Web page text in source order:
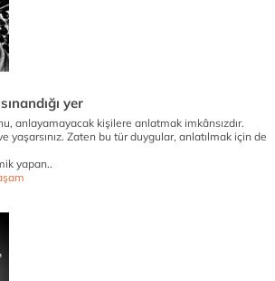
yer
anlayamayacak kişilere anlatmak imkânsızdır.
yaşarsınız. Zaten bu tür duygular, anlatılmak için de
yapan..